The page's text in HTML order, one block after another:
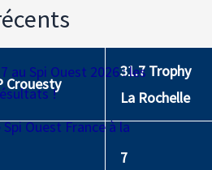
Crouesty
31.7 Trophy
La Rochelle
7
au Spi Ouest 2026 : les
!
Ouest France à la